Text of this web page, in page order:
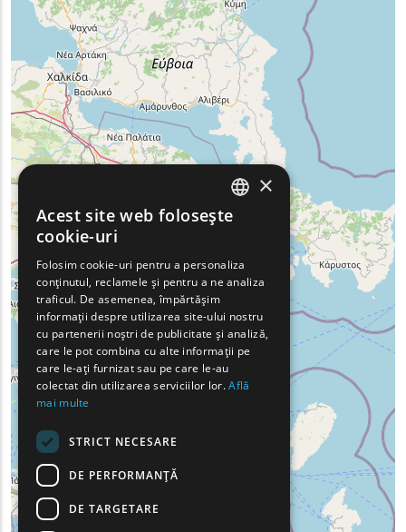
ENGLISH
FRENCH
BULGARIAN
GERMAN
ROMANIAN
×
Acest site web folosește
cookie-uri
Folosim cookie-uri pentru a personaliza
conținutul, reclamele și pentru a ne analiza
traficul. De asemenea, împărtășim
informații despre utilizarea site-ului nostru
cu partenerii noștri de publicitate și analiză,
care le pot combina cu alte informații pe
care le-ați furnizat sau pe care le-au
colectat din utilizarea serviciilor lor.Află
mai multe
STRICT NECESARE
DE PERFORMANȚĂ
DE TARGETARE